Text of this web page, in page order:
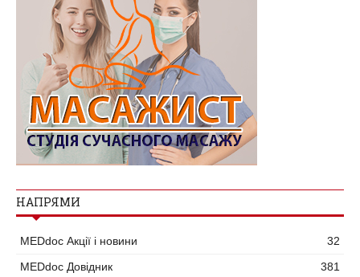
НАПРЯМИ
MEDdoc Акції і новини
32
MEDdoc Довідник
381